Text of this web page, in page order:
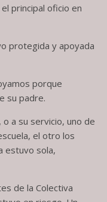
principal oficio en
protegida y apoyada
porque
su padre.
a su servicio, uno de
el otro los
estuvo sola,
de la Colectiva